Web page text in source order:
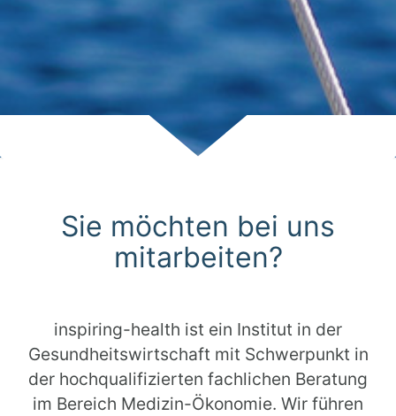
Sie möchten bei uns
mitarbeiten?
inspiring-health ist ein Institut in der
Gesundheitswirtschaft mit Schwerpunkt in
der hochqualifizierten fachlichen Beratung
im Bereich Medizin-Ökonomie. Wir führen